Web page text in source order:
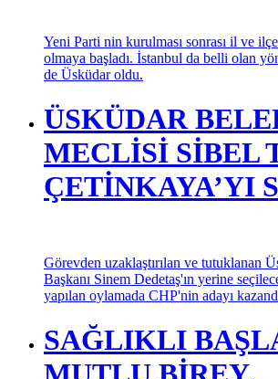
Yeni Parti nin kurulması sonrası il ve
olmaya başladı. İstanbul da belli olan
ÜSKÜDAR
MECLİSİ SİBEL
ÇETİNKAYA’YI
Görevden uzaklaştırılan ve tutuklanan
Başkanı Sinem Dedetaş'ın yerine
SAĞLIKLI